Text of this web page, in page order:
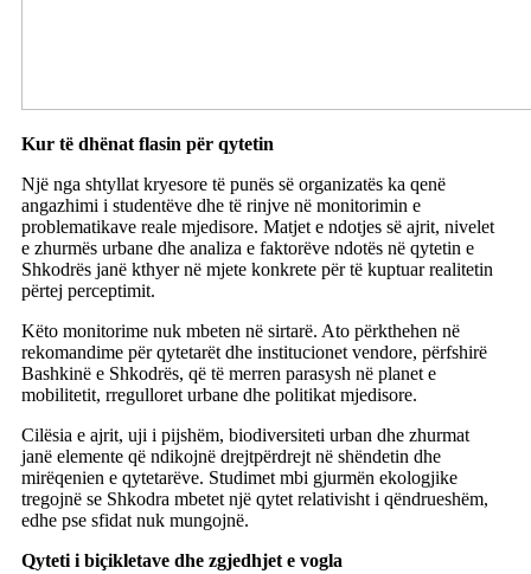
Kur të dhënat flasin për qytetin
Një nga shtyllat kryesore të punës së organizatës ka qenë
angazhimi i studentëve dhe të rinjve në monitorimin e
problematikave reale mjedisore. Matjet e ndotjes së ajrit, nivelet
e zhurmës urbane dhe analiza e faktorëve ndotës në qytetin e
Shkodrës janë kthyer në mjete konkrete për të kuptuar realitetin
përtej perceptimit.
Këto monitorime nuk mbeten në sirtarë. Ato përkthehen në
rekomandime për qytetarët dhe institucionet vendore, përfshirë
Bashkinë e Shkodrës, që të merren parasysh në planet e
mobilitetit, rregulloret urbane dhe politikat mjedisore.
Cilësia e ajrit, uji i pijshëm, biodiversiteti urban dhe zhurmat
janë elemente që ndikojnë drejtpërdrejt në shëndetin dhe
mirëqenien e qytetarëve. Studimet mbi gjurmën ekologjike
tregojnë se Shkodra mbetet një qytet relativisht i qëndrueshëm,
edhe pse sfidat nuk mungojnë.
Qyteti i biçikletave dhe zgjedhjet e vogla